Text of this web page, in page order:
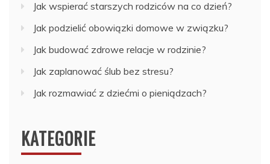
Jak wspierać starszych rodziców na co dzień?
Jak podzielić obowiązki domowe w związku?
Jak budować zdrowe relacje w rodzinie?
Jak zaplanować ślub bez stresu?
Jak rozmawiać z dziećmi o pieniądzach?
KATEGORIE